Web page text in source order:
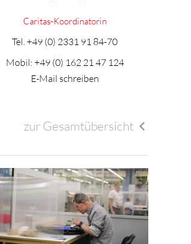
Caritas-Koordinatorin
Tel.+49 (0) 2331 91 84-70
Mobil: +49 (0) 162 21 47 124
E-Mail schreiben
zur Gesamtübersicht